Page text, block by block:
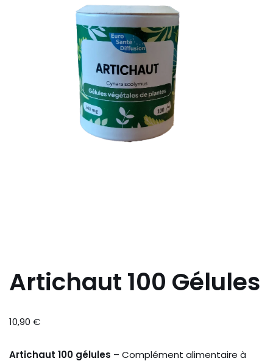
Artichaut 100 Gélules
10,90 €
Artichaut 100 gélules – Complément alimentaire à